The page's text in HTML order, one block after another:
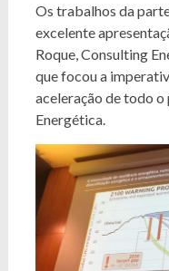
Os trabalhos da
excelente
Roque, Consulting
que focou a
aceleração de todo o
Energética.